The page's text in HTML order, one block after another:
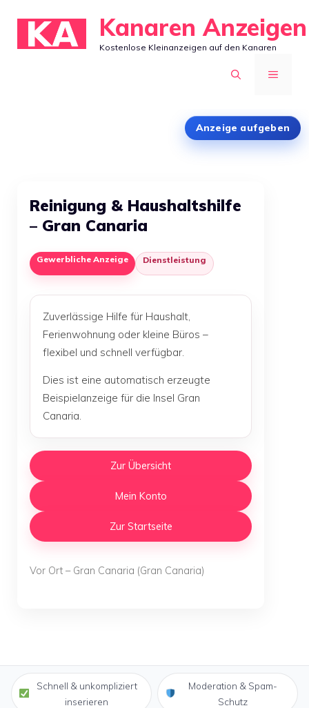
Inhalt
springen
Kanaren Anzeigen
Kostenlose Kleinanzeigen auf den Kanaren
MENÜ
Anzeige aufgeben
Reinigung & Haushaltshilfe
– Gran Canaria
Gewerbliche Anzeige Dienstleistung
Zuverlässige Hilfe für Haushalt,
Ferienwohnung oder kleine Büros –
flexibel und schnell verfügbar.
Dies ist eine automatisch erzeugte
Beispielanzeige für die Insel Gran
Canaria.
Zur Übersicht
Mein Konto
Zur Startseite
Vor Ort – Gran Canaria (Gran Canaria)
Schnell & unkompliziert
inserieren
Moderation & Spam-
Schutz